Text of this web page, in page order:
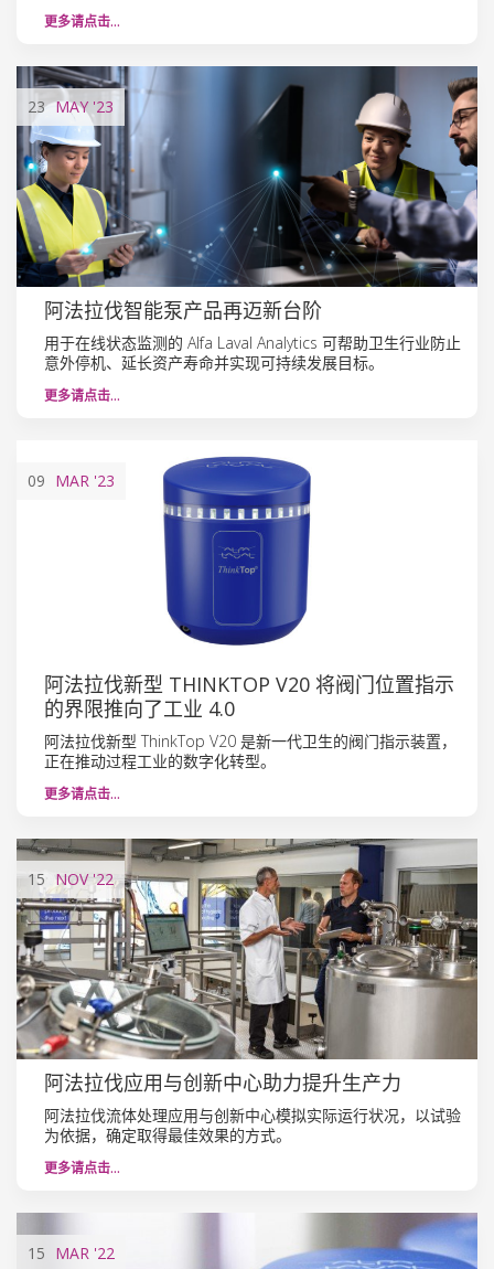
更多请点击…
23 MAY '23
阿法拉伐智能泵产品再迈新台阶
用于在线状态监测的 Alfa Laval Analytics 可帮助卫生行业防止
意外停机、延长资产寿命并实现可持续发展目标。
更多请点击…
09 MAR '23
阿法拉伐新型 THINKTOP V20 将阀门位置指示
的界限推向了工业 4.0
阿法拉伐新型 ThinkTop V20 是新一代卫生的阀门指示装置，
正在推动过程工业的数字化转型。
更多请点击…
15 NOV'22
阿法拉伐应用与创新中心助力提升生产力
阿法拉伐流体处理应用与创新中心模拟实际运行状况，以试验
为依据，确定取得最佳效果的方式。
更多请点击…
15 MAR '22